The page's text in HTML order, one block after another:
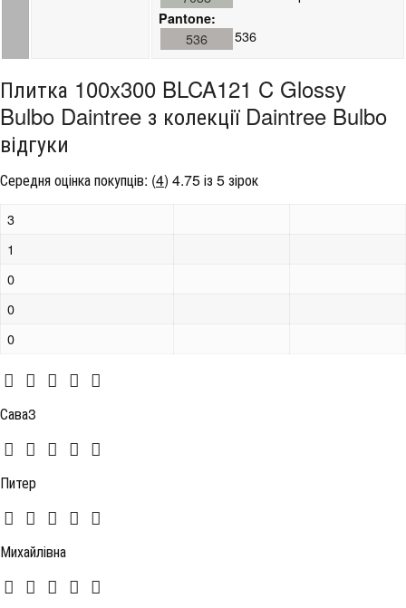
Pantone:
536 536
Плитка 100x300 BLCA121 C Glossy
Bulbo Daintree з колекції Daintree Bulbo
відгуки
Середня оцінка покупців: (4) 4.75 із 5 зірок
3
1
0
0
0
Сава3
Питер
Михайлівна